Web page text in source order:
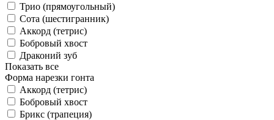
Трио (прямоугольный)
Сота (шестигранник)
Аккорд (тетрис)
Бобровый хвост
Драконий зуб
Показать все
Форма нарезки гонта
Аккорд (тетрис)
Бобровый хвост
Брикс (трапеция)